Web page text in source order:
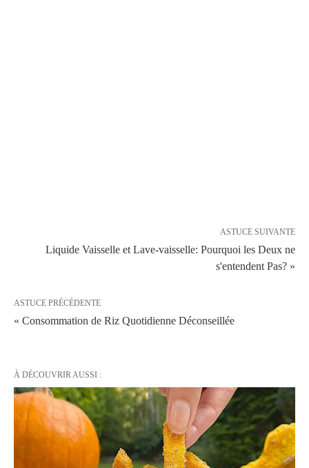
ASTUCE SUIVANTE
Liquide Vaisselle et Lave-vaisselle: Pourquoi les Deux ne
s'entendent Pas? »
ASTUCE PRÉCÉDENTE
« Consommation de Riz Quotidienne Déconseillée
À DÉCOUVRIR AUSSI :